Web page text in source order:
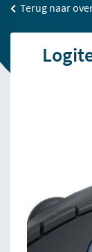
Terug naar